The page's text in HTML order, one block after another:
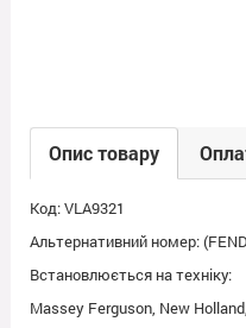
Опис товару
Код: VLA9321
Альтернативний номер:
Встановлюється на техніку:
Massey Ferguson, New